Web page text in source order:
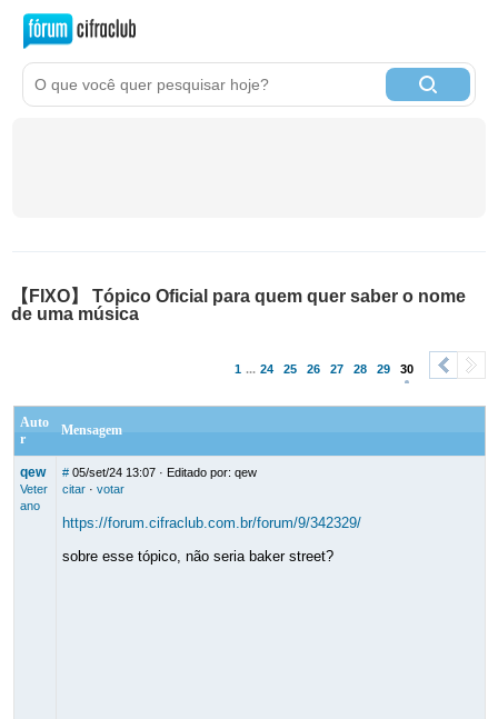
【FIXO】 Tópico Oficial para quem quer saber o nome
de uma música
1 ... 24 25 26 27 28 29 30
< >
Auto
r
Mensagem
qew
Veter
ano
# 05/set/24 13:07· Editado por: qew
citar· votar
https://forum.cifraclub.com.br/forum/9/342329/
sobre esse tópico, não seria baker street?